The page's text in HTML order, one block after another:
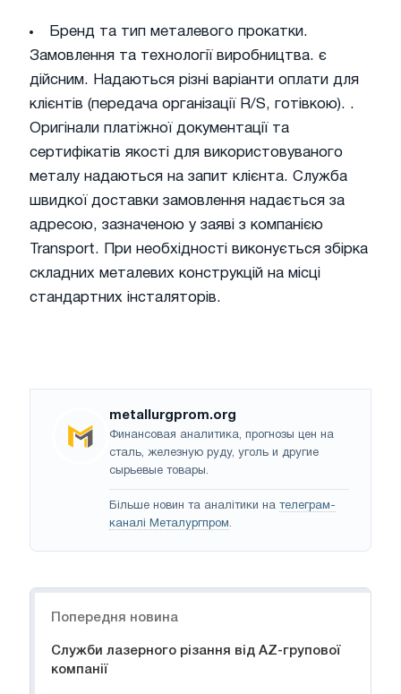
Бренд та тип металевого прокатки.
Замовлення та технології виробництва. є
дійсним. Надаються різні варіанти оплати для
клієнтів (передача організації R/S, готівкою). .
Оригінали платіжної документації та
сертифікатів якості для використовуваного
металу надаються на запит клієнта. Служба
швидкої доставки замовлення надається за
адресою, зазначеною у заяві з компанією
Transport. При необхідності виконується збірка
складних металевих конструкцій на місці
стандартних інсталяторів.
metallurgprom.org
Финансовая аналитика, прогнозы цен на
сталь, железную руду, уголь и другие
сырьевые товары.
Більше новин та аналітики на телеграм-
каналі Металургпром.
Попередня новина
Служби лазерного різання від AZ-групової
компанії